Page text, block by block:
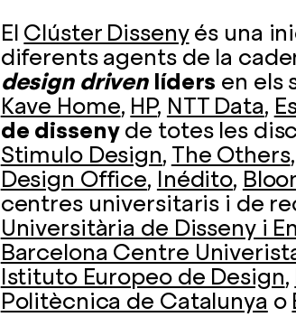
El Clúster Dissenyés una
diferents agents de la
design drivenlíders en els
Kave Home, HP, NTT Data,
de dissenyde totes les
Stimulo Design, The Others,
Design Office, Inédito,
centres universitaris i de
Universitària de Disseny i
Barcelona Centre
Istituto Europeo de Design,
Politècnica de Catalunya o